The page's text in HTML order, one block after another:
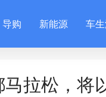
导购 新能源 车
拉松，将